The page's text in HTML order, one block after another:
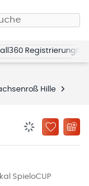
Registrierung
Hille
ZU
SpieloCUP